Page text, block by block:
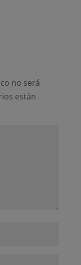
no será
están